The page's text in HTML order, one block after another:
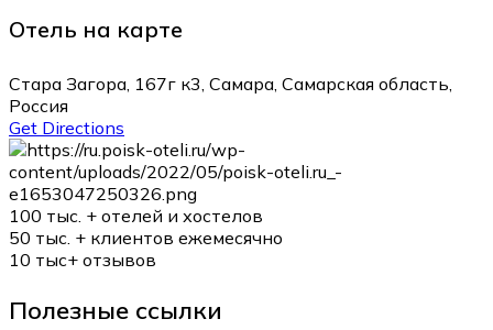
Отель на карте
Стара Загора, 167г к3, Самара, Самарская область,
Россия
Get Directions
100 тыс. + отелей и хостелов
50 тыс. + клиентов ежемесячно
10 тыс+ отзывов
Полезные ссылки